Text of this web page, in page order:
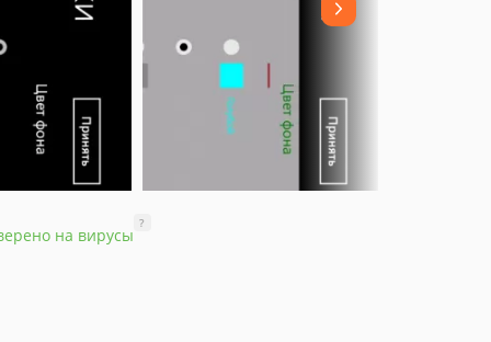
на вирусы
?